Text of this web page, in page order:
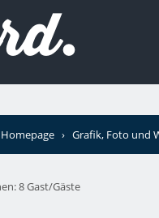
› Grafik, Foto und
8 Gast/Gäste